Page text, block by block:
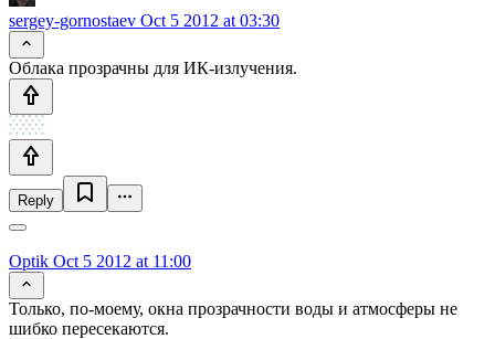
sergey-gornostaev Oct 5 2012 at 03:30
Облака прозрачны для ИК-излучения.
Reply
Optik Oct 5 2012 at 11:00
Только, по-моему, окна прозрачности воды и атмосферы не
шибко пересекаются.